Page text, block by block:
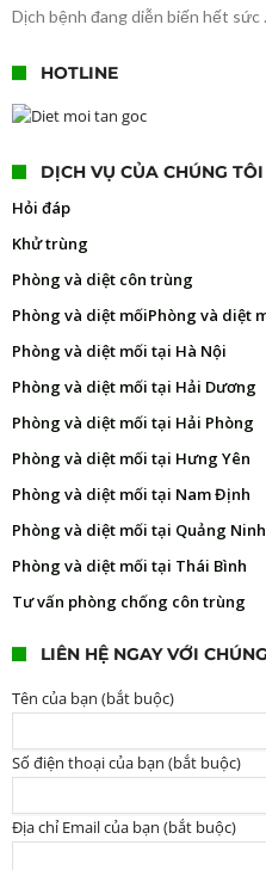
Dịch bệnh đang diễn biến hết sức
HOTLINE
DỊCH VỤ CỦA CHÚNG TÔI
Hỏi đáp
Khử trùng
Phòng và diệt côn trùng
Phòng và diệt mốiPhòng và diệt
Phòng và diệt mối tại Hà Nội
Phòng và diệt mối tại Hải Dương
Phòng và diệt mối tại Hải Phòng
Phòng và diệt mối tại Hưng Yên
Phòng và diệt mối tại Nam Định
Phòng và diệt mối tại Quảng Ninh
Phòng và diệt mối tại Thái Bình
Tư vấn phòng chống côn trùng
LIÊN HỆ NGAY VỚI
Tên của bạn (bắt buộc)
Số điện thoại của bạn (bắt buộc)
Địa chỉ Email của bạn (bắt buộc)